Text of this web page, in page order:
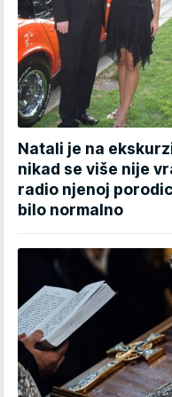
Natali je na
nikad se više nije
radio njenoj
bilo normalno